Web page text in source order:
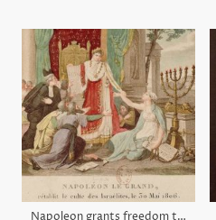
Napoleon grants freedom to the Jews, 1806, Louis François Couché (1782-1849), Gallica Digital Library